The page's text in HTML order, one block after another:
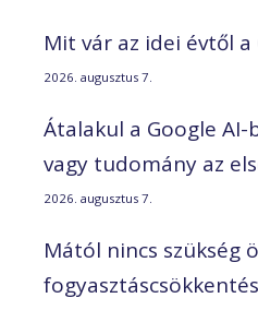
Mit vár az idei évtől a
2026. augusztus 7.
Átalakul a Google
vagy tudomány az
2026. augusztus 7.
Mától nincs szükség